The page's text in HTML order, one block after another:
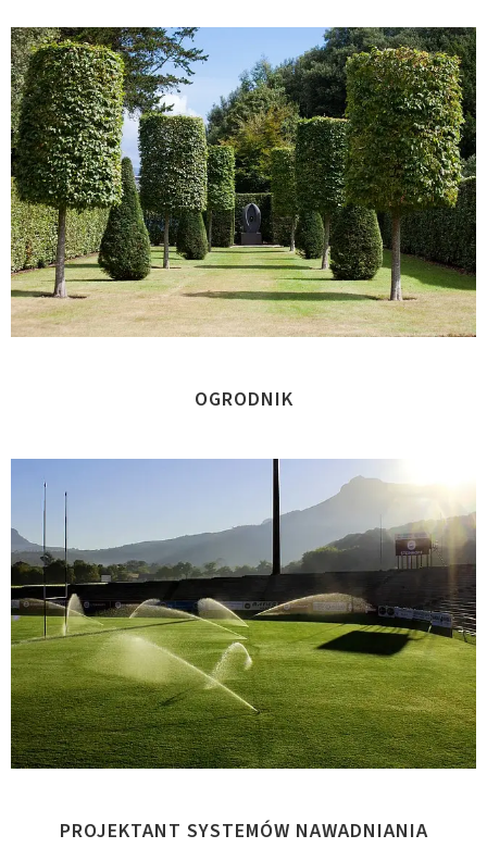
OGRODNIK
PROJEKTANT SYSTEMÓW NAWADNIANIA